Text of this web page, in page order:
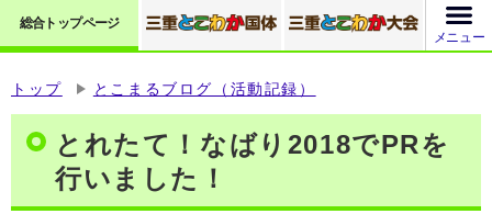
総合トップページ
メニュー
トップ とこまるブログ（活動記録）
とれたて！なばり2018でPRを
行いました！